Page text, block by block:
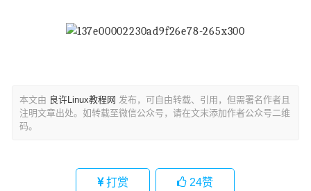
本文由 良许Linux教程网 发布，可自由转载、引用，但需署名作者且
注明文章出处。如转载至微信公众号，请在文末添加作者公众号二维
码。
打赏 24赞